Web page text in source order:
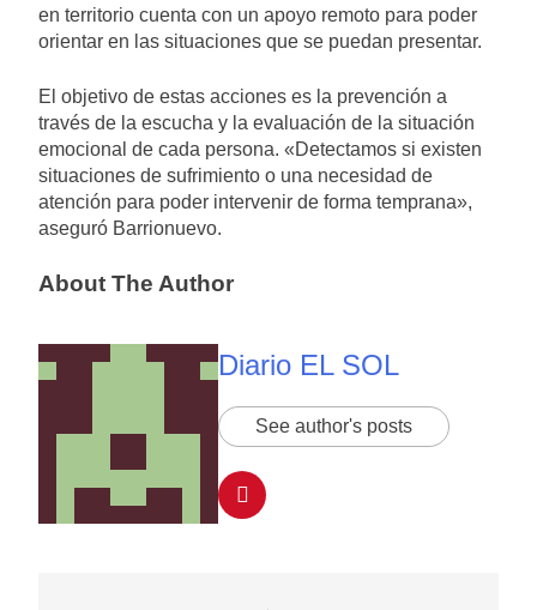
en territorio cuenta con un apoyo remoto para poder
orientar en las situaciones que se puedan presentar.
El objetivo de estas acciones es la prevención a
través de la escucha y la evaluación de la situación
emocional de cada persona. «Detectamos si existen
situaciones de sufrimiento o una necesidad de
atención para poder intervenir de forma temprana»,
aseguró Barrionuevo.
About The Author
Diario EL SOL
See author's posts